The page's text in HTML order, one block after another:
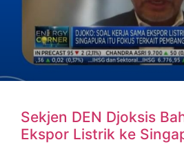
Sekjen DEN Djoksis
Ekspor Listrik ke